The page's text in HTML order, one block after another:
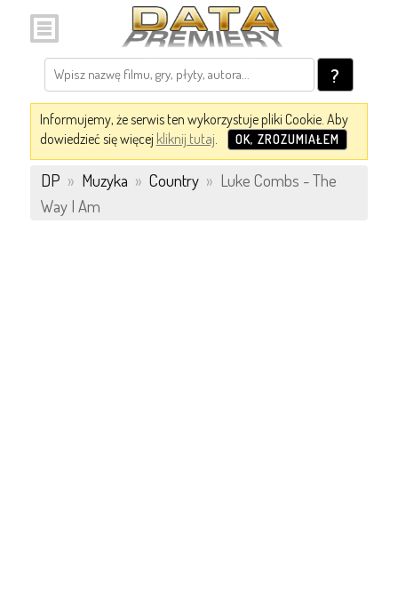
?
Informujemy, że serwis ten wykorzystuje pliki Cookie. Aby
dowiedzieć się więcej kliknij tutaj. OK, ZROZUMIAŁEM
DP » Muzyka » Country » Luke Combs - The
Way I Am